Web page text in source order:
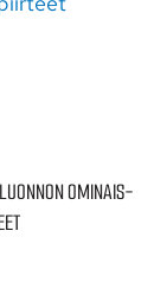
OMINAIS­